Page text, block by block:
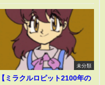
未分類
【ミラクルロピット2100年の